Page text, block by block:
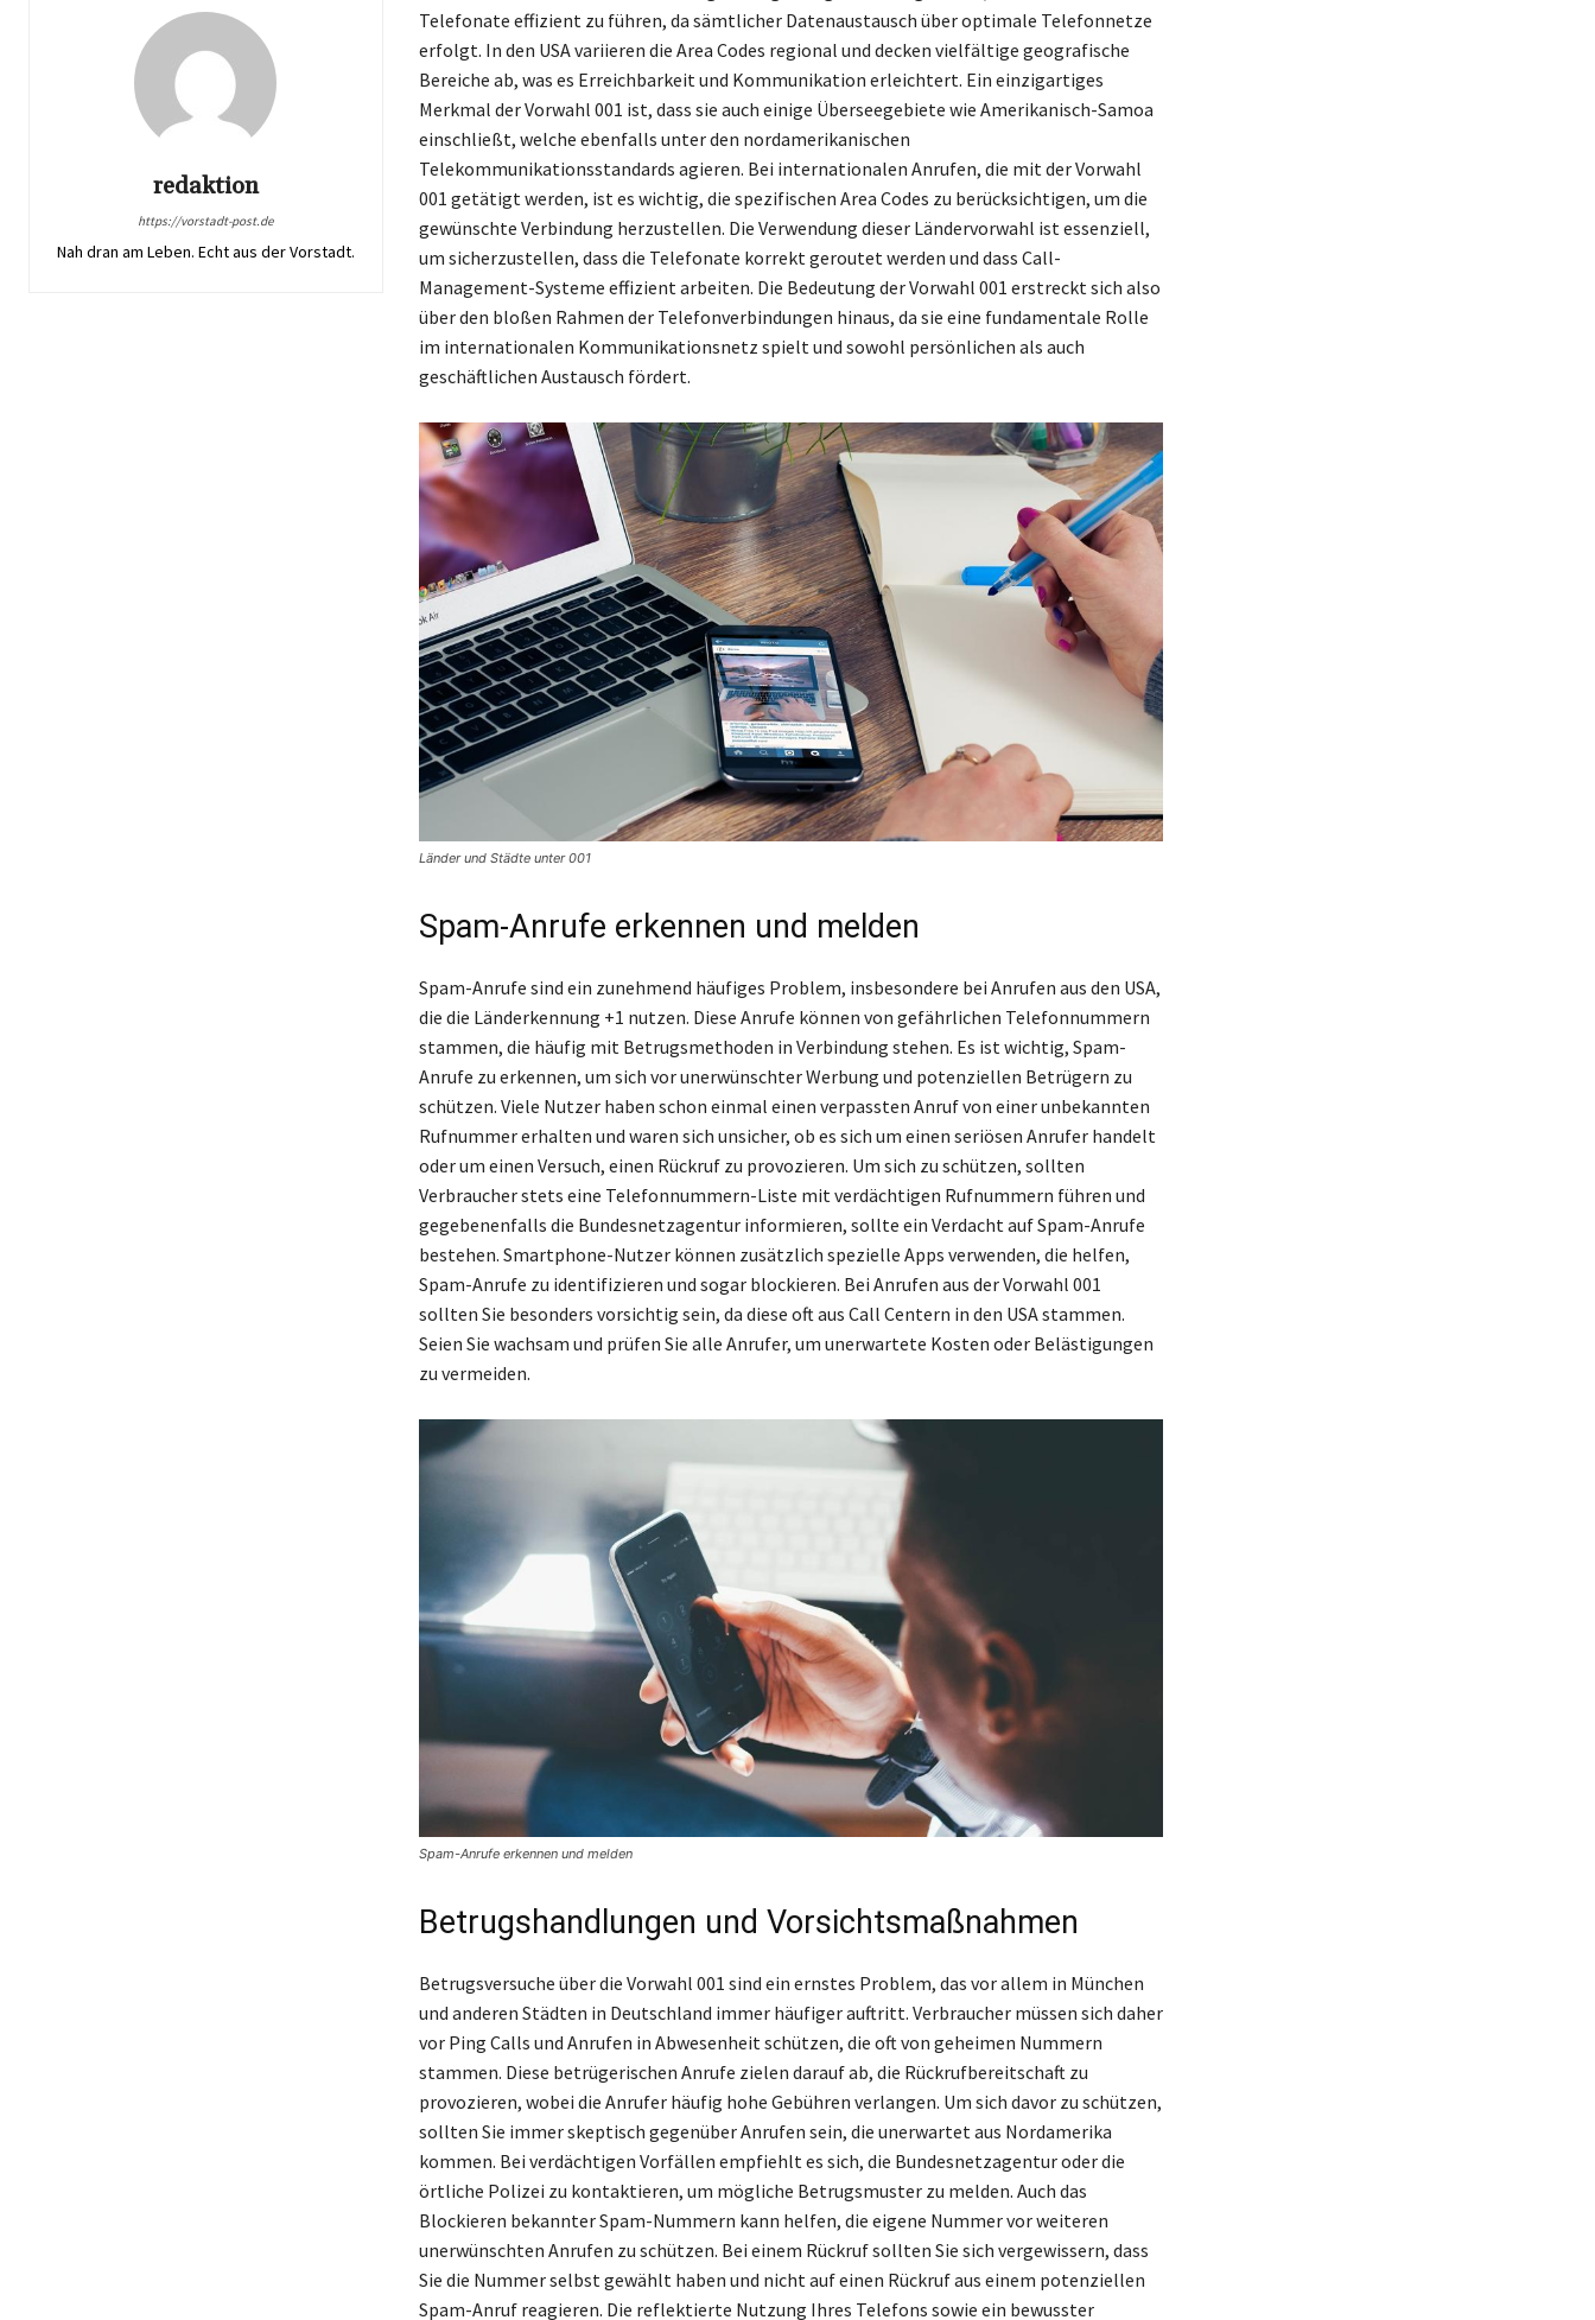
redaktion
https://vorstadt-post.de
Nah dran am Leben. Echt aus der Vorstadt.
Telefonate effizient zu führen, da sämtlicher Datenaustausch über optimale Telefonnetze
erfolgt. In den USA variieren die Area Codes regional und decken vielfältige geografische
Bereiche ab, was es Erreichbarkeit und Kommunikation erleichtert. Ein einzigartiges
Merkmal der Vorwahl 001 ist, dass sie auch einige Überseegebiete wie Amerikanisch-Samoa
einschließt, welche ebenfalls unter den nordamerikanischen
Telekommunikationsstandards agieren. Bei internationalen Anrufen, die mit der Vorwahl
001 getätigt werden, ist es wichtig, die spezifischen Area Codes zu berücksichtigen, um die
gewünschte Verbindung herzustellen. Die Verwendung dieser Ländervorwahl ist essenziell,
um sicherzustellen, dass die Telefonate korrekt geroutet werden und dass Call-
Management-Systeme effizient arbeiten. Die Bedeutung der Vorwahl 001 erstreckt sich also
über den bloßen Rahmen der Telefonverbindungen hinaus, da sie eine fundamentale Rolle
im internationalen Kommunikationsnetz spielt und sowohl persönlichen als auch
geschäftlichen Austausch fördert.
Länder und Städte unter 001
Spam-Anrufe erkennen und melden
Spam-Anrufe sind ein zunehmend häufiges Problem, insbesondere bei Anrufen aus den USA,
die die Länderkennung +1 nutzen. Diese Anrufe können von gefährlichen Telefonnummern
stammen, die häufig mit Betrugsmethoden in Verbindung stehen. Es ist wichtig, Spam-
Anrufe zu erkennen, um sich vor unerwünschter Werbung und potenziellen Betrügern zu
schützen. Viele Nutzer haben schon einmal einen verpassten Anruf von einer unbekannten
Rufnummer erhalten und waren sich unsicher, ob es sich um einen seriösen Anrufer handelt
oder um einen Versuch, einen Rückruf zu provozieren. Um sich zu schützen, sollten
Verbraucher stets eine Telefonnummern-Liste mit verdächtigen Rufnummern führen und
gegebenenfalls die Bundesnetzagentur informieren, sollte ein Verdacht auf Spam-Anrufe
bestehen. Smartphone-Nutzer können zusätzlich spezielle Apps verwenden, die helfen,
Spam-Anrufe zu identifizieren und sogar blockieren. Bei Anrufen aus der Vorwahl 001
sollten Sie besonders vorsichtig sein, da diese oft aus Call Centern in den USA stammen.
Seien Sie wachsam und prüfen Sie alle Anrufer, um unerwartete Kosten oder Belästigungen
zu vermeiden.
Spam-Anrufe erkennen und melden
Betrugshandlungen und Vorsichtsmaßnahmen
Betrugsversuche über die Vorwahl 001 sind ein ernstes Problem, das vor allem in München
und anderen Städten in Deutschland immer häufiger auftritt. Verbraucher müssen sich daher
vor Ping Calls und Anrufen in Abwesenheit schützen, die oft von geheimen Nummern
stammen. Diese betrügerischen Anrufe zielen darauf ab, die Rückrufbereitschaft zu
provozieren, wobei die Anrufer häufig hohe Gebühren verlangen. Um sich davor zu schützen,
sollten Sie immer skeptisch gegenüber Anrufen sein, die unerwartet aus Nordamerika
kommen. Bei verdächtigen Vorfällen empfiehlt es sich, die Bundesnetzagentur oder die
örtliche Polizei zu kontaktieren, um mögliche Betrugsmuster zu melden. Auch das
Blockieren bekannter Spam-Nummern kann helfen, die eigene Nummer vor weiteren
unerwünschten Anrufen zu schützen. Bei einem Rückruf sollten Sie sich vergewissern, dass
Sie die Nummer selbst gewählt haben und nicht auf einen Rückruf aus einem potenziellen
Spam-Anruf reagieren. Die reflektierte Nutzung Ihres Telefons sowie ein bewusster